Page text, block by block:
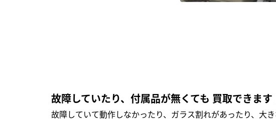
故障していたり、付属品が無くても 買取できます
故障していて動作しなかったり、ガラス割れがあったり、大き